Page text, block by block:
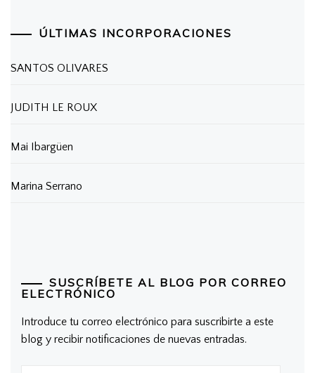
ÚLTIMAS INCORPORACIONES
SANTOS OLIVARES
JUDITH LE ROUX
Mai Ibargüen
Marina Serrano
SUSCRÍBETE AL BLOG POR CORREO
ELECTRÓNICO
Introduce tu correo electrónico para suscribirte a este
blog y recibir notificaciones de nuevas entradas.